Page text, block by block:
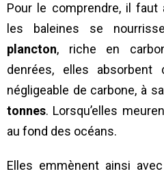
Pour le comprendre, il faut
les baleines se
plancton, riche en
denrées, elles
négligeable de carbone, à
tonnes. Lorsqu’elles
au fond des océans.
Elles emmènent ainsi